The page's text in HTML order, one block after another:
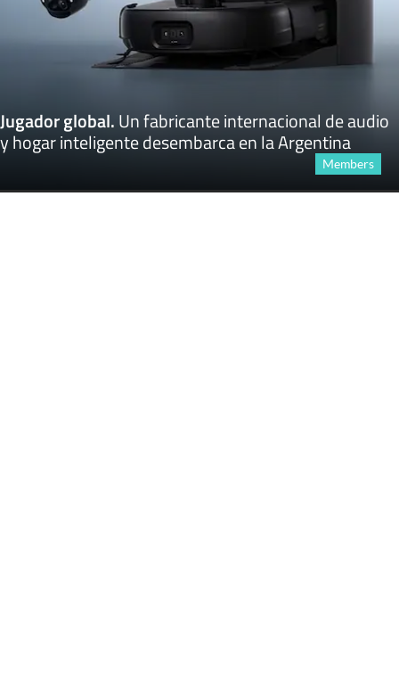
Jugador global.Un fabricante internacional de audio
y hogar inteligente desembarca en la Argentina
Members